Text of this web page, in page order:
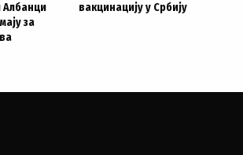
Албанци
за
вакцинацију у Србију